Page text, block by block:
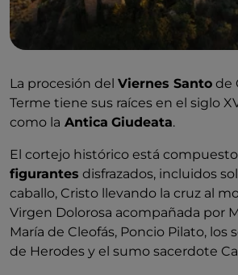
La procesión del Viernes Santo de
Terme tiene sus raíces en el siglo
como la Antica Giudeata.
El cortejo histórico está
figurantes disfrazados, incluidos
caballo, Cristo llevando la cruz al
Virgen Dolorosa acompañada por
María de Cleofás, Poncio Pilato, los
de Herodes y el sumo sacerdote